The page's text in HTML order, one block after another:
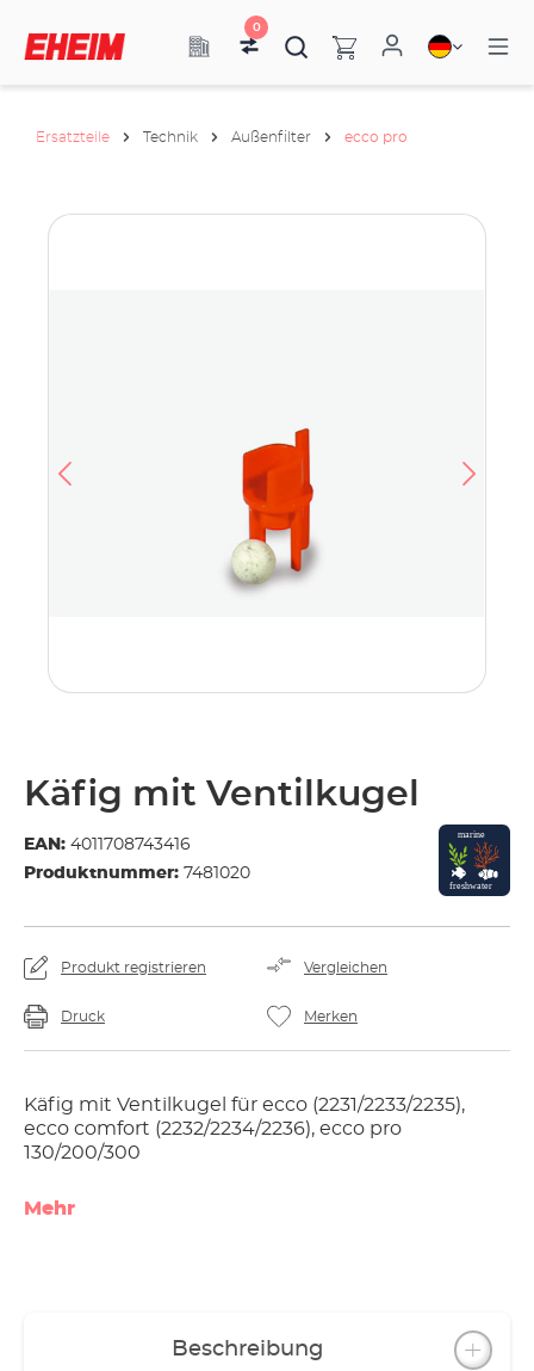
0
Ersatzteile Technik Außenfilter ecco pro
Käfig mit Ventilkugel
EAN: 4011708743416
Produktnummer: 7481020
Produkt registrieren Vergleichen
Druck Merken
Käfig mit Ventilkugel für ecco (2231/2233/2235),
ecco comfort (2232/2234/2236), ecco pro
130/200/300
Mehr
Beschreibung